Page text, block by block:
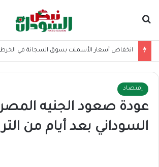
انخفاض أسعار الأسمنت بسوق السجانة في
إقتصاد
عودة صعود الجنيه
السوداني بعد أيام من